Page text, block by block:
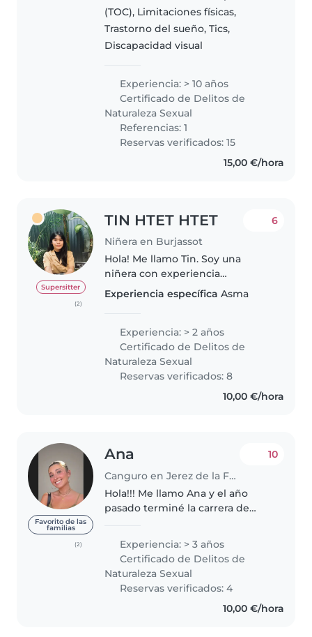
(TOC), Limitaciones físicas,
Trastorno del sueño, Tics,
Discapacidad visual
Experiencia: > 10 años
Certificado de Delitos de
Naturaleza Sexual
Referencias: 1
Reservas verificados: 15
15,00 €/hora
Supersitter
(2)
TIN HTET HTET
Niñera en Burjassot
6
Hola! Me llamo Tin. Soy una
niñera con experiencia
trabajando con niños de todas
las edades, desde bebés hasta
estudiando enfermería, además
de contar..
Experiencia específica Asma
Experiencia: > 2 años
Certificado de Delitos de
Naturaleza Sexual
Reservas verificados: 8
10,00 €/hora
Favorito de las
familias
(2)
Ana
Canguro en Jerez de la Frontera
10
Hola!!! Me llamo Ana y el año
pasado terminé la carrera de
alegre, divertida y responsable a
la que le encantan los niños y
pasar tiempo con ellos. Tengo..
Experiencia: > 3 años
Certificado de Delitos de
Naturaleza Sexual
Reservas verificados: 4
10,00 €/hora